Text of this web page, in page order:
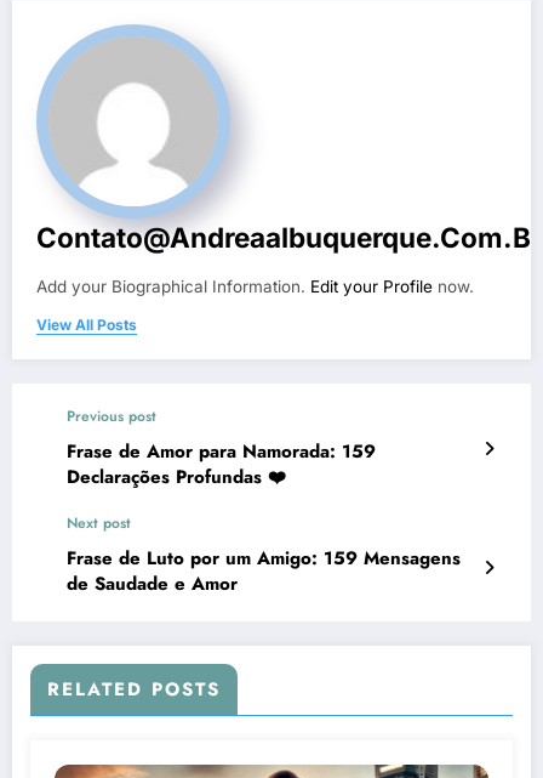
Contato@andreaalbuquerque.com.br
Add your Biographical Information. Edit your Profile now.
View All Posts
Previous post
Frase de Amor para Namorada: 159
Declarações Profundas ❤️
Next post
Frase de Luto por um Amigo: 159 Mensagens
de Saudade e Amor
RELATED POSTS